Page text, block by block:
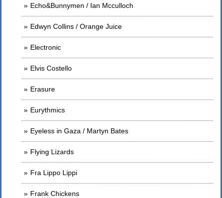
Echo&Bunnymen / Ian Mcculloch
Edwyn Collins / Orange Juice
Electronic
Elvis Costello
Erasure
Eurythmics
Eyeless in Gaza / Martyn Bates
Flying Lizards
Fra Lippo Lippi
Frank Chickens